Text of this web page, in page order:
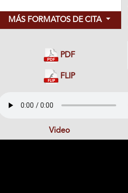
MÁS FORMATOS DE CITA
PDF
FLIP
Video